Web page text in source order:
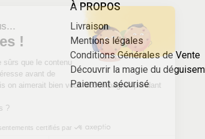
À PROPOS
Livraison
Mentions légales
Conditions Générales de Vente
Découvrir la magie du
Paiement sécurisé
Salut c'est nous...
les Cookies !
On a attendu d'être sûrs que le contenu
de ce site vous intéresse avant de
vous déranger, mais on aimerait bien vous
Consentements certifiés par